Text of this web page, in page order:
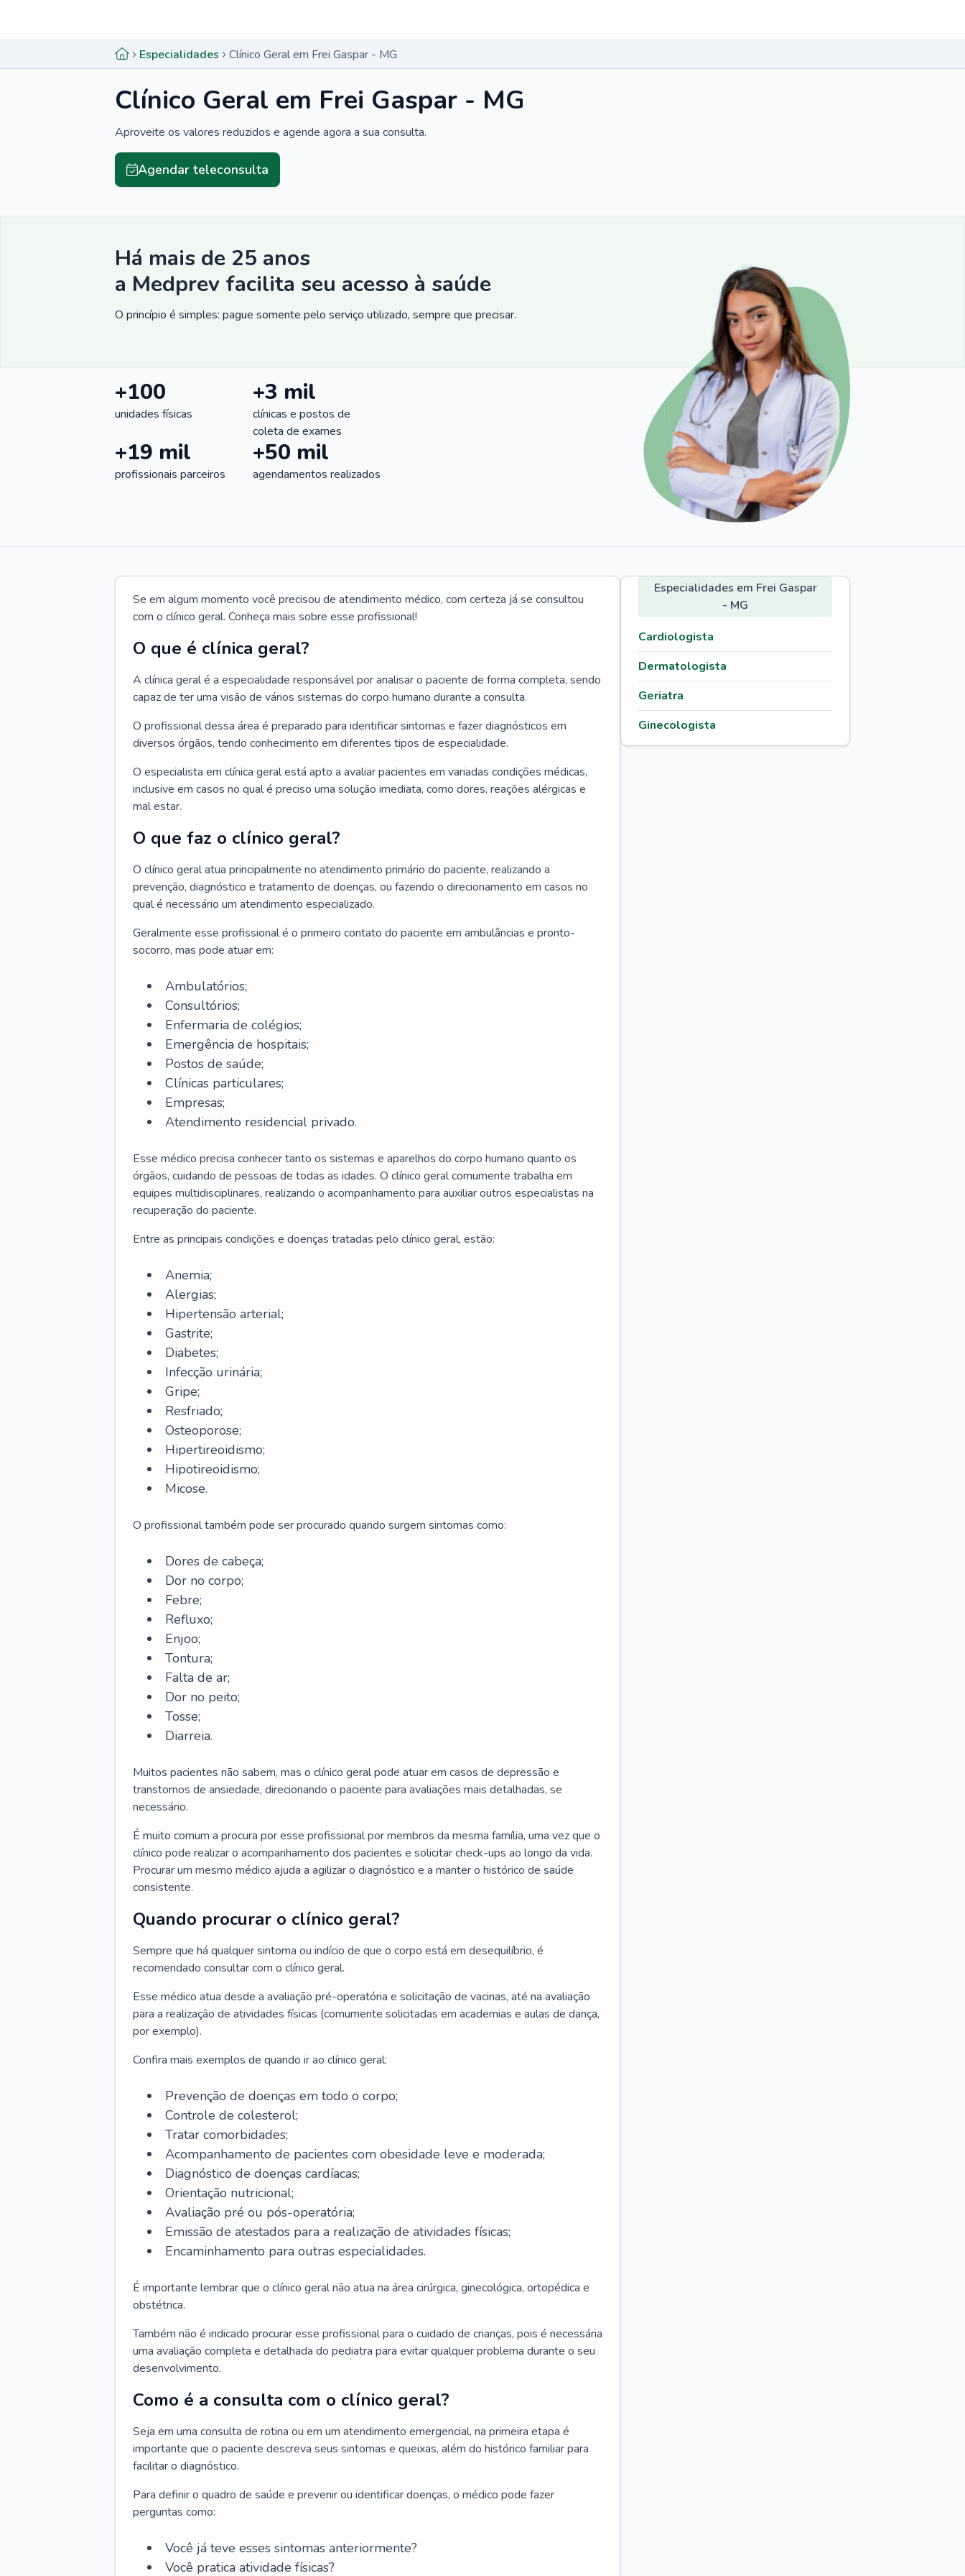
Especialidades Clínico Geral em Frei Gaspar - MG
Clínico Geral em Frei Gaspar - MG
Aproveite os valores reduzidos e agende agora a sua consulta.
Agendar teleconsulta
Há mais de 25 anos
a Medprev facilita seu acesso à saúde
O princípio é simples: pague somente pelo serviço utilizado, sempre que precisar.
+100
unidades físicas
+3 mil
clínicas e postos de
coleta de exames
+19 mil
profissionais parceiros
+50 mil
agendamentos realizados
Se em algum momento você precisou de atendimento médico, com certeza já se consultou
com o clínico geral. Conheça mais sobre esse profissional!
O que é clínica geral?
A clínica geral é a especialidade responsável por analisar o paciente de forma completa, sendo
capaz de ter uma visão de vários sistemas do corpo humano durante a consulta.
O profissional dessa área é preparado para identificar sintomas e fazer diagnósticos em
diversos órgãos, tendo conhecimento em diferentes tipos de especialidade.
O especialista em clínica geral está apto a avaliar pacientes em variadas condições médicas,
inclusive em casos no qual é preciso uma solução imediata, como dores, reações alérgicas e
mal estar.
O que faz o clínico geral?
O clínico geral atua principalmente no atendimento primário do paciente, realizando a
prevenção, diagnóstico e tratamento de doenças, ou fazendo o direcionamento em casos no
qual é necessário um atendimento especializado.
Geralmente esse profissional é o primeiro contato do paciente em ambulâncias e pronto-
socorro, mas pode atuar em:
Ambulatórios;
Consultórios;
Enfermaria de colégios;
Emergência de hospitais;
Postos de saúde;
Clínicas particulares;
Empresas;
Atendimento residencial privado.
Esse médico precisa conhecer tanto os sistemas e aparelhos do corpo humano quanto os
órgãos, cuidando de pessoas de todas as idades. O clínico geral comumente trabalha em
equipes multidisciplinares, realizando o acompanhamento para auxiliar outros especialistas na
recuperação do paciente.
Entre as principais condições e doenças tratadas pelo clínico geral, estão:
Anemia;
Alergias;
Hipertensão arterial;
Gastrite;
Diabetes;
Infecção urinária;
Gripe;
Resfriado;
Osteoporose;
Hipertireoidismo;
Hipotireoidismo;
Micose.
O profissional também pode ser procurado quando surgem sintomas como:
Dores de cabeça;
Dor no corpo;
Febre;
Refluxo;
Enjoo;
Tontura;
Falta de ar;
Dor no peito;
Tosse;
Diarreia.
Muitos pacientes não sabem, mas o clínico geral pode atuar em casos de depressão e
transtornos de ansiedade, direcionando o paciente para avaliações mais detalhadas, se
necessário.
É muito comum a procura por esse profissional por membros da mesma família, uma vez que o
clínico pode realizar o acompanhamento dos pacientes e solicitar check-ups ao longo da vida.
Procurar um mesmo médico ajuda a agilizar o diagnóstico e a manter o histórico de saúde
consistente.
Quando procurar o clínico geral?
Sempre que há qualquer sintoma ou indício de que o corpo está em desequilíbrio, é
recomendado consultar com o clínico geral.
Esse médico atua desde a avaliação pré-operatória e solicitação de vacinas, até na avaliação
para a realização de atividades físicas (comumente solicitadas em academias e aulas de dança,
por exemplo).
Confira mais exemplos de quando ir ao clínico geral:
Prevenção de doenças em todo o corpo;
Controle de colesterol;
Tratar comorbidades;
Acompanhamento de pacientes com obesidade leve e moderada;
Diagnóstico de doenças cardíacas;
Orientação nutricional;
Avaliação pré ou pós-operatória;
Emissão de atestados para a realização de atividades físicas;
Encaminhamento para outras especialidades.
É importante lembrar que o clínico geral não atua na área cirúrgica, ginecológica, ortopédica e
obstétrica.
Também não é indicado procurar esse profissional para o cuidado de crianças, pois é necessária
uma avaliação completa e detalhada do pediatra para evitar qualquer problema durante o seu
desenvolvimento.
Como é a consulta com o clínico geral?
Seja em uma consulta de rotina ou em um atendimento emergencial, na primeira etapa é
importante que o paciente descreva seus sintomas e queixas, além do histórico familiar para
facilitar o diagnóstico.
Para definir o quadro de saúde e prevenir ou identificar doenças, o médico pode fazer
perguntas como:
Você já teve esses sintomas anteriormente?
Você pratica atividade físicas?
Especialidades em Frei Gaspar
- MG
Cardiologista
Dermatologista
Geriatra
Ginecologista